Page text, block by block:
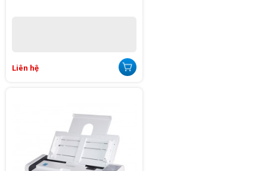
Liên hệ